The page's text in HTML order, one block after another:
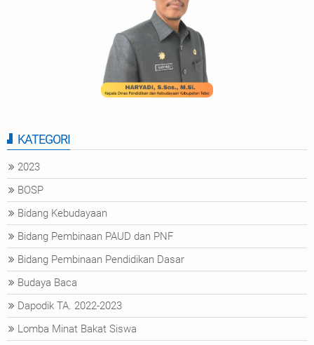
KATEGORI
2023
BOSP
Bidang Kebudayaan
Bidang Pembinaan PAUD dan PNF
Bidang Pembinaan Pendidikan Dasar
Budaya Baca
Dapodik TA. 2022-2023
Lomba Minat Bakat Siswa